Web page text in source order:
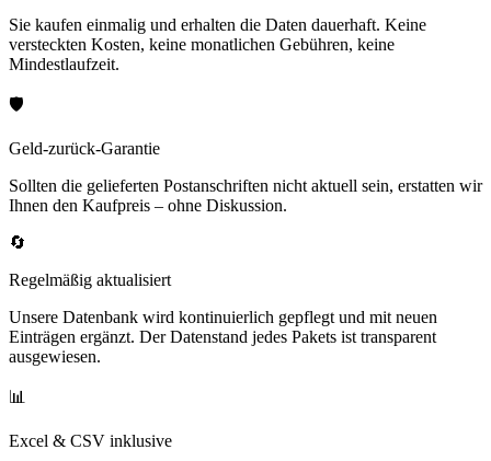
Sie kaufen einmalig und erhalten die Daten dauerhaft. Keine
versteckten Kosten, keine monatlichen Gebühren, keine
Mindestlaufzeit.
🛡️
Geld-zurück-Garantie
Sollten die gelieferten Postanschriften nicht aktuell sein, erstatten wir
Ihnen den Kaufpreis – ohne Diskussion.
🔄
Regelmäßig aktualisiert
Unsere Datenbank wird kontinuierlich gepflegt und mit neuen
Einträgen ergänzt. Der Datenstand jedes Pakets ist transparent
ausgewiesen.
📊
Excel & CSV inklusive